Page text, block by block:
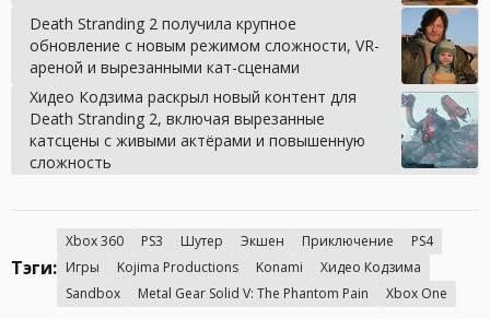
Death Stranding 2 получила крупное
обновление с новым режимом сложности, VR-
ареной и вырезанными кат-сценами
Хидео Кодзима раскрыл новый контент для
Death Stranding 2, включая вырезанные
катсцены с живыми актёрами и повышенную
сложность
Тэги:
Xbox 360 PS3 Шутер Экшен Приключение
PS4
Игры
Kojima Productions Konami
Хидео Кодзима
Sandbox
Metal Gear Solid V: The Phantom Pain Xbox One